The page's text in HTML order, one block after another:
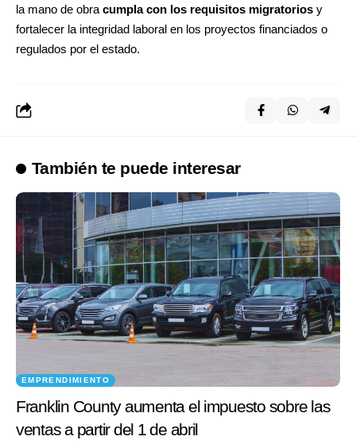
la mano de obra cumpla con los requisitos migratorios y
fortalecer la integridad laboral en los proyectos financiados o
regulados por el estado.
También te puede interesar
EMPRENDIMIENTO
Franklin County aumenta el impuesto sobre las
ventas a partir del 1 de abril